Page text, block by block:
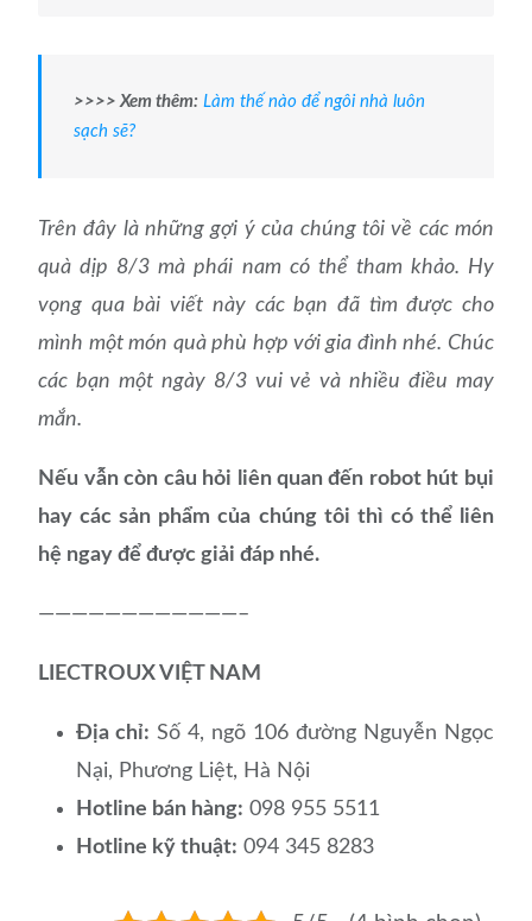
>>>> Xem thêm: Làm thế nào để ngôi nhà luôn
sạch sẽ?
Trên đây là những gợi ý của chúng tôi về các món
quà dịp 8/3 mà phái nam có thể tham khảo. Hy
vọng qua bài viết này các bạn đã tìm được cho
mình một món quà phù hợp với gia đình nhé. Chúc
các bạn một ngày 8/3 vui vẻ và nhiều điều may
mắn.
Nếu vẫn còn câu hỏi liên quan đến robot hút bụi
hay các sản phẩm của chúng tôi thì có thể liên
hệ ngay để được giải đáp nhé.
————————————–
LIECTROUX VIỆT NAM
Địa chỉ: Số 4, ngõ 106 đường Nguyễn Ngọc
Nại, Phương Liệt, Hà Nội
Hotline bán hàng: 098 955 5511
Hotline kỹ thuật: 094 345 8283